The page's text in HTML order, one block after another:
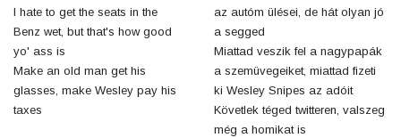
I hate to get the seats in the
Benz wet, but that's how good
yo' ass is
Make an old man get his
glasses, make Wesley pay his
taxes
az autóm ülései, de hát olyan jó
a segged
Miattad veszik fel a nagypapák
a szemüvegeiket, miattad fizeti
ki Wesley Snipes az adóit
Követlek téged twitteren, valszeg
még a homikat is